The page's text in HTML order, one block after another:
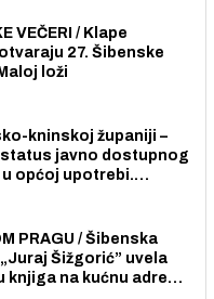
VEČERI / Klape
27. Šibenske
loži
kninskoj županiji –
status javno dostupnog
općoj upotrebi.
PRAGU / Šibenska
Šižgorić” uvela
na kućnu adresu